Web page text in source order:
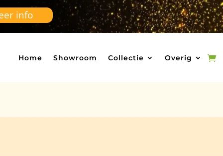
info
Home Showroom Collectie Overig